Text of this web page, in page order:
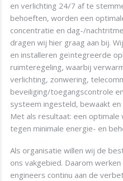
en verlichting 24/7 af te
behoeften, worden een
concentratie en dag-/
dragen wij hier graag aan bij.
en installeren geïntegreerde
ruimteregeling, waarbij
verlichting, zonwering,
beveiliging/toegangscontrole
systeem ingesteld, bewaakt
Met als resultaat: een
tegen minimale energie- en
Als organisatie willen wij de
ons vakgebied. Daarom
engineers continu aan de